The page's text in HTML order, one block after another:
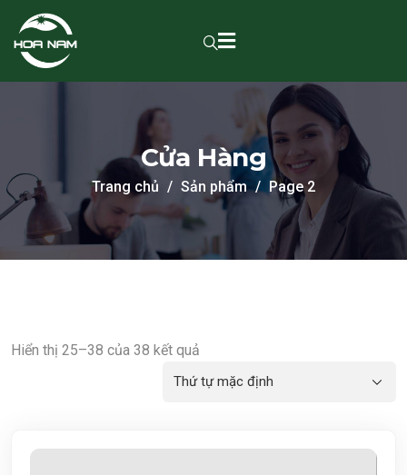
Cửa Hàng
Trang chủ Sản phẩm Page 2
Hiển thị 25–38 của 38 kết quả